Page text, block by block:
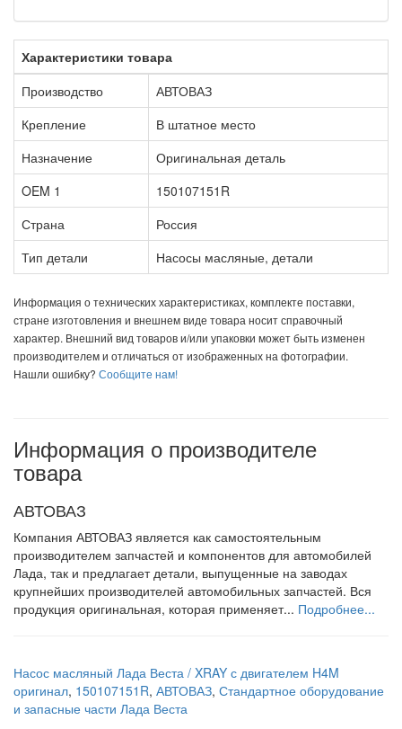
Характеристики товара
Производство
АВТОВАЗ
Крепление
В штатное место
Назначение
Оригинальная деталь
OEM 1
150107151R
Страна
Россия
Тип детали
Насосы масляные, детали
Информация о технических характеристиках, комплекте поставки,
стране изготовления и внешнем виде товара носит справочный
характер. Внешний вид товаров и/или упаковки может быть изменен
производителем и отличаться от изображенных на фотографии.
Нашли ошибку? Сообщите нам!
Информация о производителе
товара
АВТОВАЗ
Компания АВТОВАЗ является как самостоятельным
производителем запчастей и компонентов для автомобилей
Лада, так и предлагает детали, выпущенные на заводах
крупнейших производителей автомобильных запчастей. Вся
продукция оригинальная, которая применяет... Подробнее...
Насос масляный Лада Веста / XRAY с двигателем H4M
оригинал, 150107151R, АВТОВАЗ, Стандартное оборудование
и запасные части Лада Веста